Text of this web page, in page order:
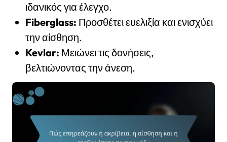
ιδανικός για έλεγχο.
Fiberglass: Προσθέτει ευελιξία και ενισχύει
την αίσθηση.
Kevlar: Μειώνει τις δονήσεις,
βελτιώνοντας την άνεση.